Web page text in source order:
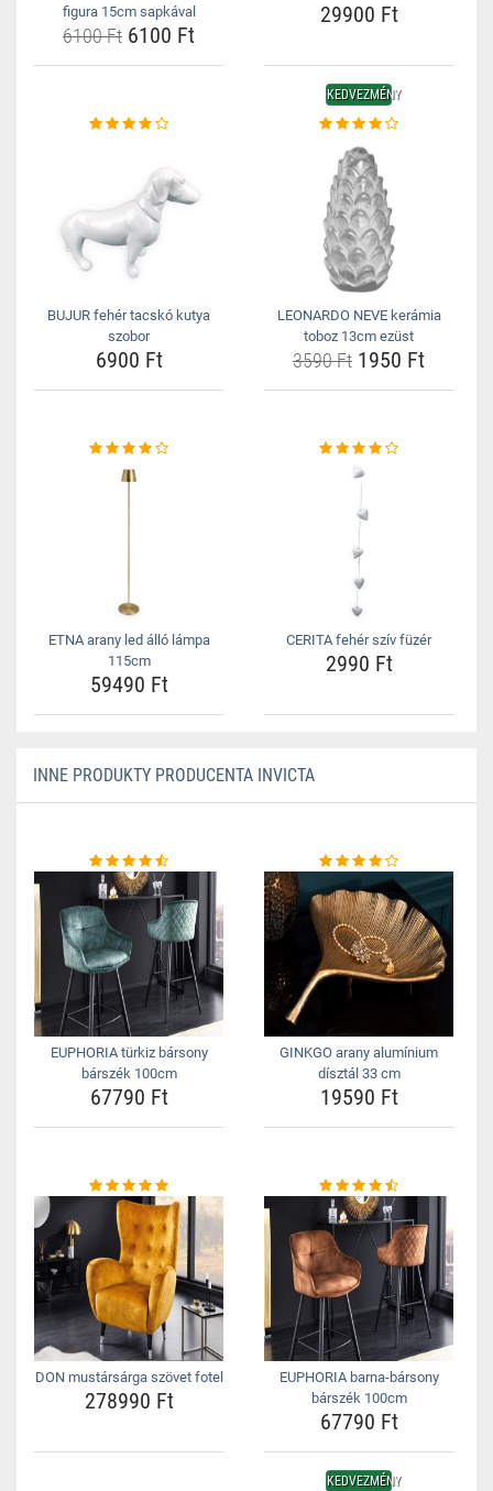
figura 15cm sapkával
6100 Ft 6100 Ft
29900 Ft
BUJUR fehér tacskó kutya
szobor
6900 Ft
KEDVEZMÉNY
LEONARDO NEVE kerámia
toboz 13cm ezüst
3590 Ft 1950 Ft
ETNA arany led álló lámpa
115cm
59490 Ft
CERITA fehér szív füzér
2990 Ft
INNE PRODUKTY PRODUCENTA INVICTA
EUPHORIA türkiz bársony
bárszék 100cm
67790 Ft
GINKGO arany alumínium
dísztál 33 cm
19590 Ft
DON mustársárga szövet fotel
278990 Ft
EUPHORIA barna-bársony
bárszék 100cm
67790 Ft
KEDVEZMÉNY